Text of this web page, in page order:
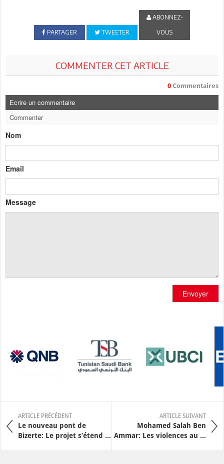
PARTAGER TWEETER
ABONNEZ-
VOUS
COMMENTER CET ARTICLE
0 Commentaires
Ecrire un commentaire
Commenter
Nom
Email
Message
Envoyer
ARTICLE PRÉCÉDENT
Le nouveau pont de
Bizerte: Le projet s’étend ...
ARTICLE SUIVANT
Mohamed Salah Ben
Ammar: Les violences au ...